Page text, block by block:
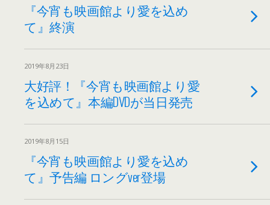
『今宵も映画館より愛を込め
て』終演
2019年8月23日
大好評！『今宵も映画館より愛
を込めて』本編DVDが当日発売
2019年8月15日
『今宵も映画館より愛を込め
て』予告編 ロングver登場